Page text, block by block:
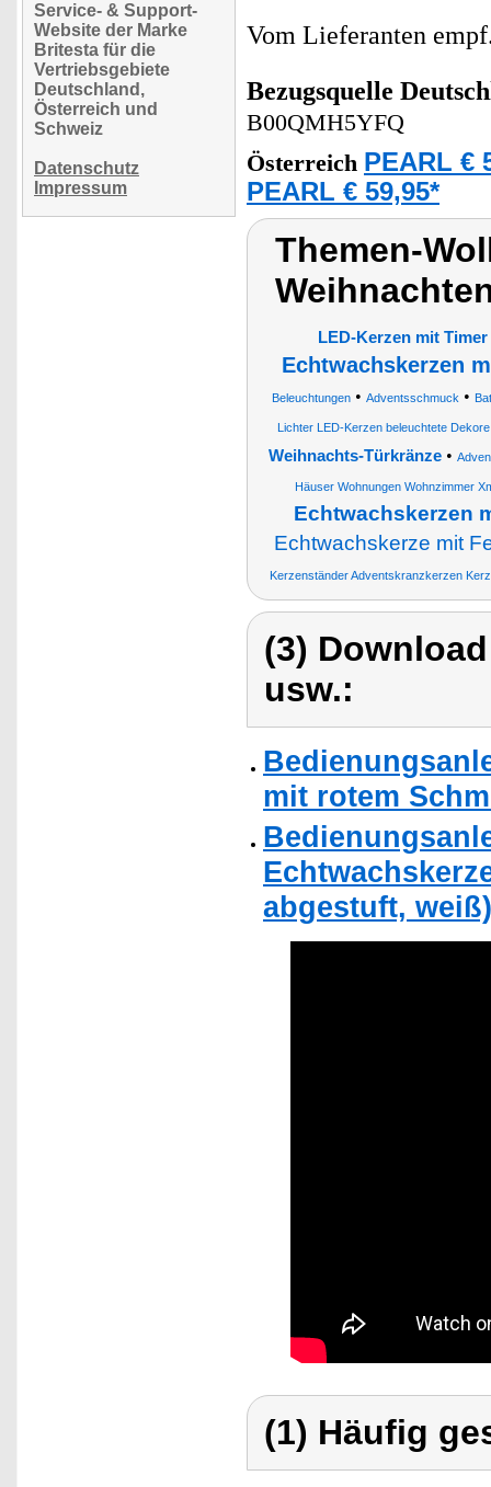
Service- & Support-
Website der Marke
Britesta für die
Vertriebsgebiete
Deutschland,
Österreich und
Schweiz
Datenschutz
Impressum
Vom Lieferanten
Bezugsquelle
B00QMH5YFQ
Österreich PEARL €
PEARL € 59,95*
Themen-
LED-Kerzen mit
Echtwachskerzen
Beleuchtungen• Adventsschmuck •
Lichter LED-Kerzen beleuchtete
Weihnachts-Türkränze •
Häuser Wohnungen Wohnzimmer
Echtwachskerzen
Echtwachskerze mit
Kerzenständer Adventskranzkerzen
(3)
usw.:
mit rotem
abgestuft, weiß)
(1) Häufig